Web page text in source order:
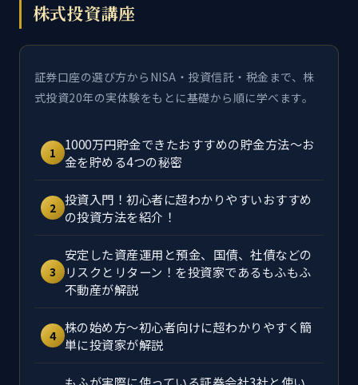
株式投資講座
証券口座の選び方からNISA・投資信託・税金まで、株
式投資20年の実体験をもとに基礎から順に学べます。
1
1000万円貯金できたおすすめの貯金方法～お
金を貯める4つの秘密
2 投資入門！初心者に超わかりやすいおすすめ
の投資方法を紹介！
3
安定した資産運用と預金、国債、社債などの
リスクとリターン！を投資家であるもふもふ
不動産が解説
4 株の始め方～初心者向けに超わかりやすく簡
単に投資家が解説